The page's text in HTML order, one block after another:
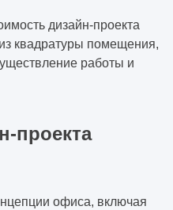
дизайн-проекта
квадратуры помещения,
работы и
проекта
офиса, включая